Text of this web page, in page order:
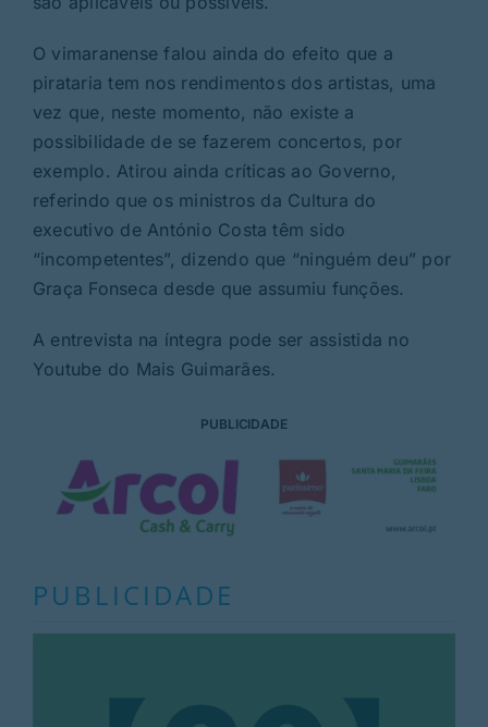
O vimaranense falou ainda do efeito que a
pirataria tem nos rendimentos dos artistas, uma
vez que, neste momento, não existe a
possibilidade de se fazerem concertos, por
exemplo. Atirou ainda críticas ao Governo,
referindo que os ministros da Cultura do
executivo de António Costa têm sido
“incompetentes”, dizendo que “ninguém deu” por
Graça Fonseca desde que assumiu funções.
A entrevista na íntegra pode ser assistida no
Youtube do Mais Guimarães.
PUBLICIDADE
PUBLICIDADE